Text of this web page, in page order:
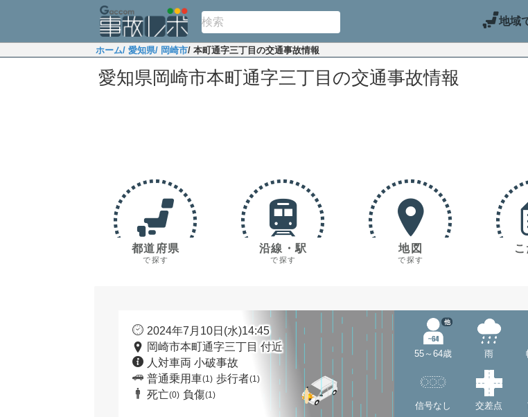
地域
ホーム/ 愛知県/ 岡崎市/ 本町通字三丁目の交通事故情報
愛知県岡崎市本町通字三丁目の交通事故情報
都道府県
で探す
沿線・駅
で探す
地図
で探す
2024年7月10日(水)14:45
岡崎市本町通字三丁目 付近
人対車両 小破事故
普通乗用車(1) 歩行者(1)
死亡(0) 負傷(1)
55～64歳
他
雨
信号なし 交差点